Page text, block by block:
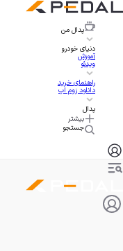
پدال من
دنیای خودرو
آموزش
ویدئو
راهنمای خرید
دانلود زوم اپ
پدال
بیشتر
جستجو